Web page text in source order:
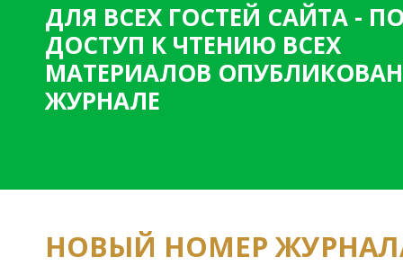
ДЛЯ ВСЕХ ГОСТЕЙ САЙТА -
ДОСТУП К ЧТЕНИЮ ВСЕХ
МАТЕРИАЛОВ
ЖУРНАЛЕ
НОВЫЙ НОМЕР